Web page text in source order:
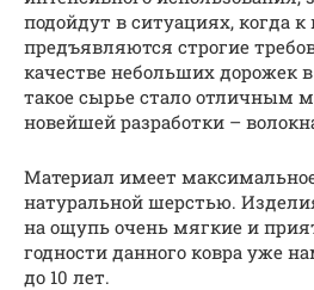
подойдут в ситуациях, когда к
предъявляются строгие
качестве небольших дорожек
такое сырье стало отличным
новейшей разработки –
Материал имеет
натуральной шерстью.
на ощупь очень мягкие и
годности данного ковра уже
до 10 лет.